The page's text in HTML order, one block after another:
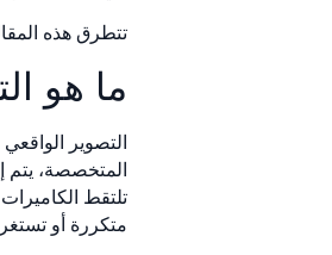
تتطرق هذه المقالة إلى أساسيات التقاط الواقع
ما هو
المتخصصة، يتم
متكررة أو